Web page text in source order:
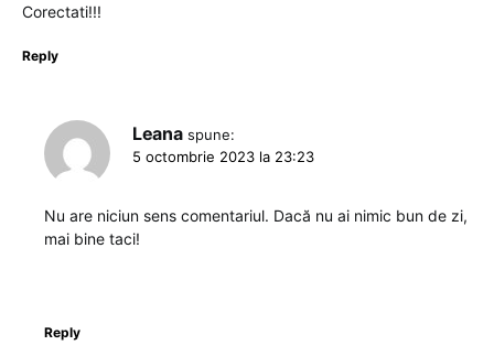
Corectati!!!
Reply
Leana spune:
5 octombrie 2023 la 23:23
Nu are niciun sens comentariul. Dacă nu ai nimic bun de zi,
mai bine taci!
Reply